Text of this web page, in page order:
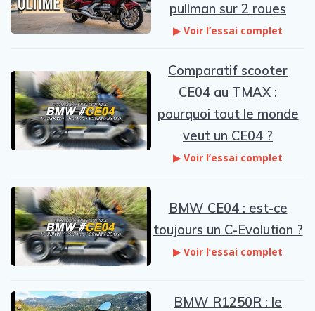
pullman sur 2 roues
▶ Voir l’essai complet
Comparatif scooter
CE04 au TMAX :
pourquoi tout le monde
veut un CE04 ?
▶ Voir l’essai complet
BMW CE04 : est-ce
toujours un C-Evolution ?
▶ Voir l’essai complet
BMW R1250R : le